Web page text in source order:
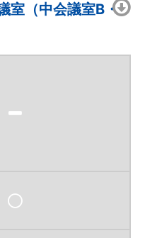
室（中会議室B・